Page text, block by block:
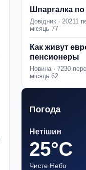
Шпаргалка
Довідник · 20211
місяць 77
Как живут
пенсионеры
Новина · 7230
місяць 62
Погода
Нетішин
25°C
Чисте Небо